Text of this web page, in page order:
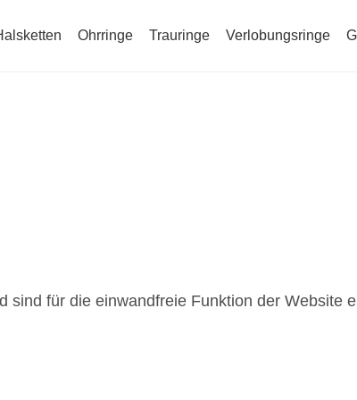
und helfen dabei, diese Webseite zu
für die einwandfreie Funktion der Website
Ohrringe Trauringe Verlobungsringe